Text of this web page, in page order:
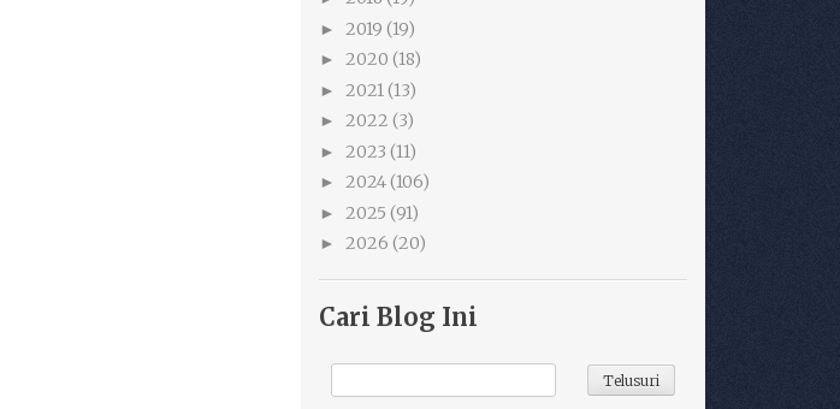
► 2019 (19)
► 2020 (18)
► 2021(13)
► 2022 (3)
► 2023 (11)
► 2024(106)
► 2025 (91)
► 2026 (20)
Cari Blog Ini